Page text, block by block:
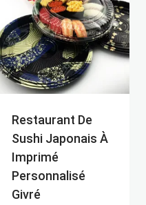
Restaurant De
Sushi Japonais À
Imprimé
Personnalisé
Givré